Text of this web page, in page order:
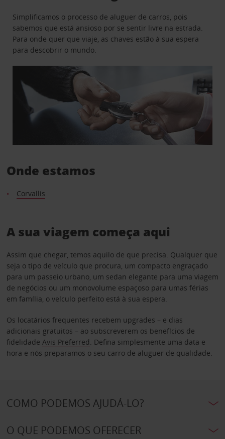
Simplificamos o processo de aluguer de carros, pois
sabemos que está ansioso por se sentir livre na estrada.
Para onde quer que viaje, as chaves estão à sua espera
para descobrir o mundo.
Onde estamos
Corvallis
A sua viagem começa aqui
Assim que chegar, temos aquilo de que precisa. Qualquer que
seja o tipo de veículo que procura, um compacto engraçado
para um passeio urbano, um sedan elegante para uma viagem
de negócios ou um monovolume espaçoso para umas férias
em família, o veículo perfeito está à sua espera.
Os locatários frequentes recebem upgrades – e dias
adicionais gratuitos – ao subscreverem os benefícios de
fidelidade Avis Preferred. Defina simplesmente uma data e
hora e nós preparamos o seu carro de aluguer de qualidade.
COMO PODEMOS AJUDÁ-LO?
O QUE PODEMOS OFERECER